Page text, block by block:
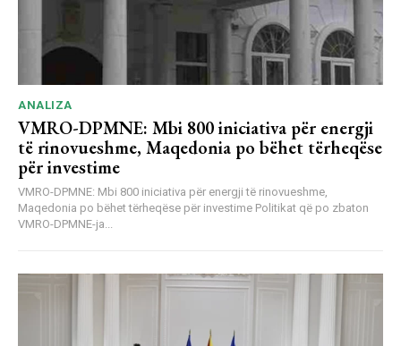
ANALIZA
VMRO-DPMNE: Mbi 800 iniciativa për energji
të rinovueshme, Maqedonia po bëhet tërheqëse
për investime
VMRO-DPMNE: Mbi 800 iniciativa për energji të rinovueshme,
Maqedonia po bëhet tërheqëse për investime Politikat që po zbaton
VMRO-DPMNE-ja...